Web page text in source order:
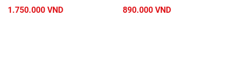
1.750.000 VND 890.000 VND